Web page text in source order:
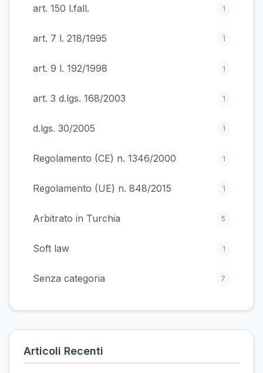
art. 150 l.fall. 1
art. 7 l. 218/1995 1
art. 9 l. 192/1998 1
art. 3 d.lgs. 168/2003 1
d.lgs. 30/2005 1
Regolamento (CE) n. 1346/2000 1
Regolamento (UE) n. 848/2015 1
Arbitrato in Turchia 5
Soft law 1
Senza categoria 7
Articoli Recenti